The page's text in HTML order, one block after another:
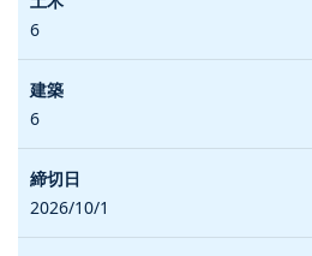
6
6
2026/10/1